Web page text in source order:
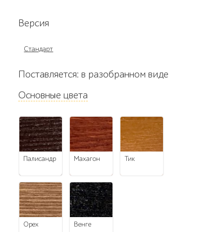
Версия
Стандарт
Поставляется: в разобранном виде
Основные цвета
палисандр махагон тик
орех венге